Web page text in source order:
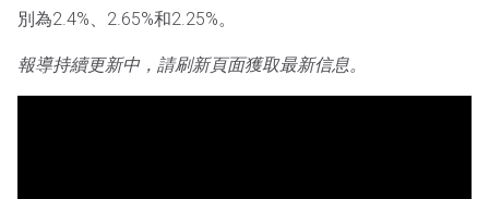
別為2.4%、2.65%和2.25%。
報導持續更新中，請刷新頁面獲取最新信息。